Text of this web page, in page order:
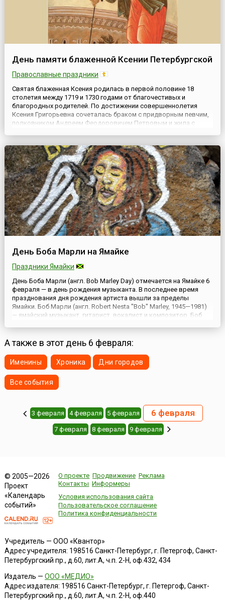
День памяти блаженной Ксении Петербургской
Православные праздники
Святая блаженная Ксения родилась в первой половине 18
столетия между 1719 и 1730 годами от благочестивых и
благородных родителей. По достижении совершеннолетия
Ксения Григорьевна сочеталась браком с придворным певчим,
полковником Андреем Феодоровичем Петровым и жила с
разлучил их: Андре...
День Боба Марли на Ямайке
Праздники Ямайки
День Боба Марли (англ. Bob Marley Day) отмечается на Ямайке 6
февраля — в день рождения музыканта. В последнее время
празднования дня рождения артиста вышли за пределы
Ямайки. Боб Марли (англ. Robert Nesta "Bob" Marley, 1945—1981)
— ямайский музыкант, гитарист, вокалист и композитор. Боб
А также в этот день 6 февраля:
Именины Хроника Дни городов
Все события
3 февраля 4 февраля 5 февраля 6 февраля
7 февраля 8 февраля 9 февраля
© 2005—2026
Проект
«Календарь
событий»
О проекте Продвижение Реклама
Контакты Информеры
Условия использования сайта
Пользовательское соглашение
Политика конфиденциальности
Учредитель — ООО «Квантор»
Адрес учредителя: 198516 Санкт-Петербург, г. Петергоф, Санкт-
Петербургский пр., д.60, лит.А, ч.п. 2-Н, оф.432, 434
Издатель — ООО «МЕДИО»
Адрес издателя: 198516 Санкт-Петербург, г. Петергоф, Санкт-
Петербургский пр., д.60, лит.А, ч.п. 2-Н, оф.440